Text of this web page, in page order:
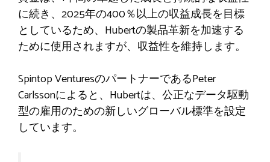
に続き、2025年の400％以上の収益成長を目標
としているため、Hubertの製品革新を加速する
ために使用されますが、収益性を維持します。
Spintop VenturesのパートナーであるPeter
Carlssonによると、Hubertは、公正なデータ駆動
型の雇用のための新しいグローバル標準を設定
しています。